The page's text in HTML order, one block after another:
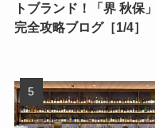
トブランド！「界 秋保
完全攻略ブログ［1/4］